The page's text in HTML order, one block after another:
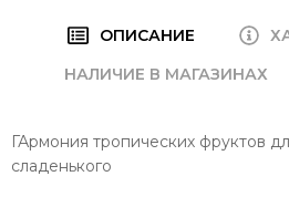
ОПИСАНИЕ
НАЛИЧИЕ В МАГАЗИНАХ
ГАрмония тропических фруктов
сладенького